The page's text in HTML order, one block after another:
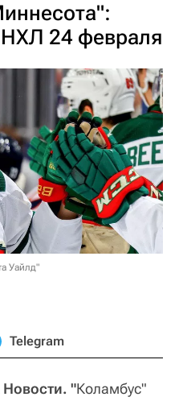
24 февраля
Уайлд"
Telegram
"Коламбус"